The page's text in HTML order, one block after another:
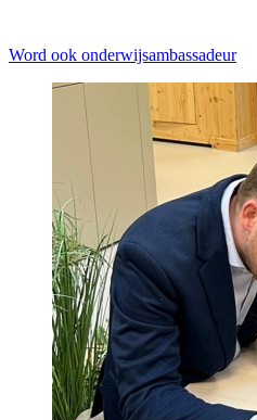
Word ook onderwijsambassadeur